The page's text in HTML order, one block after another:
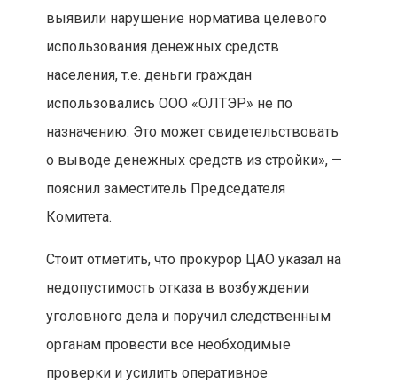
выявили нарушение норматива целевого
использования денежных средств
населения, т.е. деньги граждан
использовались ООО «ОЛТЭР» не по
назначению. Это может свидетельствовать
о выводе денежных средств из стройки», —
пояснил заместитель Председателя
Комитета.
Стоит отметить, что прокурор ЦАО указал на
недопустимость отказа в возбуждении
уголовного дела и поручил следственным
органам провести все необходимые
проверки и усилить оперативное